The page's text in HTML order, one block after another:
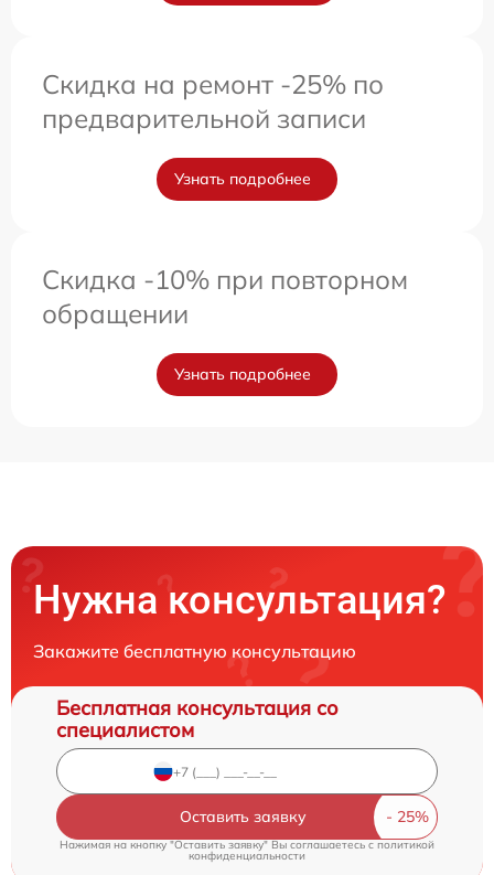
Скидка на ремонт -25% по
предварительной записи
Узнать подробнее
Скидка -10% при повторном
обращении
Узнать подробнее
Нужна консультация?
Закажите бесплатную консультацию
Бесплатная консультация со
специалистом
Оставить заявку
Нажимая на кнопку "Оставить заявку" Вы соглашаетесь cполитикой
конфиденциальности